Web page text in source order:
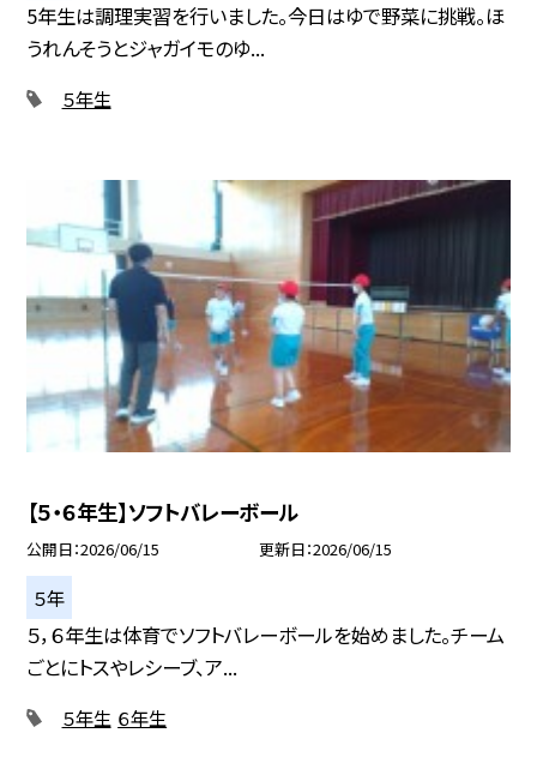
5年生は調理実習を行いました。今日はゆで野菜に挑戦。ほ
うれんそうとジャガイモのゆ...
５年生
【５・６年生】ソフトバレーボール
公開日 2026/06/15 更新日 2026/06/15
５年
５，６年生は体育でソフトバレーボールを始めました。チーム
ごとにトスやレシーブ、ア...
５年生 ６年生